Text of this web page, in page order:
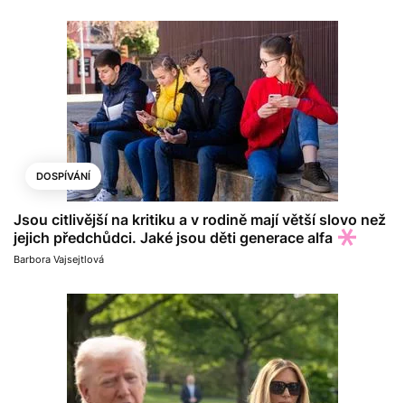
DOSPÍVÁNÍ
Jsou citlivější na kritiku a v rodině mají větší slovo než
jejich předchůdci. Jaké jsou děti generace alfa
Barbora Vajsejtlová